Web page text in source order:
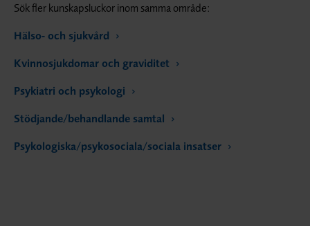
Sök fler kunskapsluckor inom samma område:
Hälso- och sjukvård
Kvinnosjukdomar och graviditet
Psykiatri och psykologi
Stödjande/behandlande samtal
Psykologiska/psykosociala/sociala insatser